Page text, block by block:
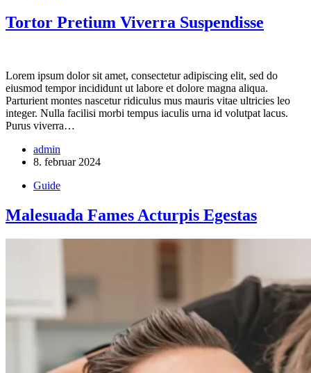
Tortor Pretium Viverra Suspendisse
Lorem ipsum dolor sit amet, consectetur adipiscing elit, sed do
eiusmod tempor incididunt ut labore et dolore magna aliqua.
Parturient montes nascetur ridiculus mus mauris vitae ultricies leo
integer. Nulla facilisi morbi tempus iaculis urna id volutpat lacus.
Purus viverra…
admin
8. februar 2024
Guide
Malesuada Fames Acturpis Egestas